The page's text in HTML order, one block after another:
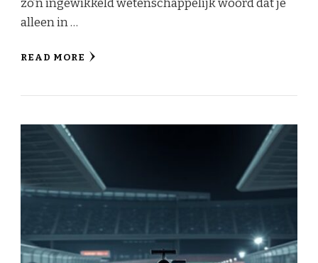
zo’n ingewikkeld wetenschappelijk woord dat je
alleen in …
READ MORE